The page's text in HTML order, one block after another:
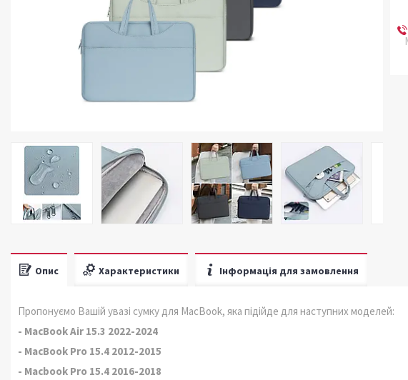
Опис Характеристики Інформація для замовлення
Пропонуємо Вашій увазі сумку для MacBook, яка підійде для наступних моделей:
- MacBook Air 15.3 2022-2024
- MacBook Pro 15.4 2012-2015
- Macbook Pro 15.4 2016-2018